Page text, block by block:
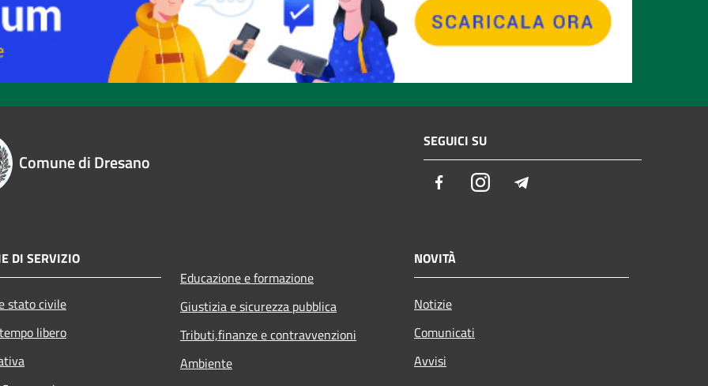
Comune di Dresano
SEGUICI SU
FacebookInstagram
DI SERVIZIO
stato civile
libero
Educazione e formazione
Giustizia e sicurezza pubblica
Tributi,finanze e contravvenzioni
Ambiente
NOVITÀ
Notizie
Comunicati
Avvisi